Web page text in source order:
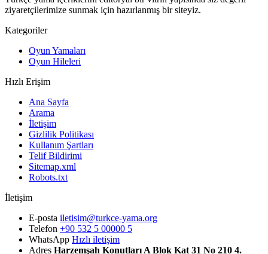
ziyaretçilerimize sunmak için hazırlanmış bir siteyiz.
Kategoriler
Oyun Yamaları
Oyun Hileleri
Hızlı Erişim
Ana Sayfa
Arama
İletişim
Gizlilik Politikası
Kullanım Şartları
Telif Bildirimi
Sitemap.xml
Robots.txt
İletişim
E-posta iletisim@turkce-yama.org
Telefon +90 532 5 00000 5
WhatsApp Hızlı iletişim
Adres Harzemşah Konutları A Blok Kat 31 No 210 4.